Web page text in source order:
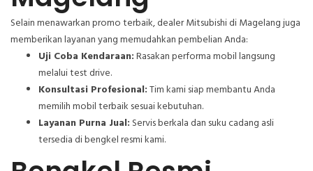
Selain menawarkan promo terbaik, dealer Mitsubishi di Magelang juga
memberikan layanan yang memudahkan pembelian Anda:
Uji Coba Kendaraan:Rasakan performa mobil langsung
melalui test drive.
Konsultasi Profesional:Tim kami siap membantu Anda
memilih mobil terbaik sesuai kebutuhan.
Layanan Purna Jual: Servis berkala dan suku cadang asli
tersedia di bengkel resmi kami.